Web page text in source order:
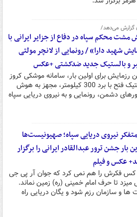
گزارش می‌دهد/
مشت محکم سپاه در دفاع از جزایر ایرانی با
شهید دارا» / رونمایی از لانچر مولتی
و بالستیک جدید ضدکشتی +عکس
رزمایش برای اولین بار، سامانه موشکی کروز
قدیر با برد 400 و موشک بالستیک فتح با برد 300 کیلومتر، مجهز به هوش
دشمن، رونمایی و به نیروی دریایی سپاه
نیروی دریایی سپاه؛ صهیونیست‌ها
بار جشن ترور عبدالقادر ایرانی را برگزار
عکس و فیلم
فکرش را هم نمی کرد که جوان آر پی جی
تا حرف امام خمینی (ره) زمین نماند.
ها و سازمان رزم شود و یگان دریایی راه